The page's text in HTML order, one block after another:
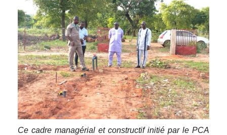
Ce cadre managérial et constructif initié par le PCA